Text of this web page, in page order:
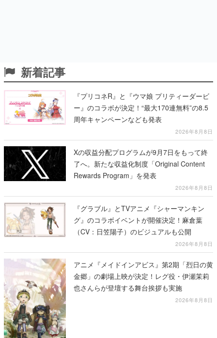
新着記事
『プリコネR』と『ウマ娘 プリティーダービ
ー』のコラボが決定！“最大170連無料”の8.5
周年キャンペーンなども発表
2026年8月8日
Xの収益分配プログラムが9月7日をもって終
了へ。新たな収益化制度「Original Content
Rewards Program」を発表
2026年8月8日
『グラブル』とTVアニメ『シャーマンキン
グ』のコラボイベントが開催決定！麻倉葉
（CV：日笠陽子）のビジュアルも公開
2026年8月8日
アニメ『メイドインアビス』第2期「烈日の黄
金郷」の劇場上映が決定！レグ役・伊瀬茉莉
也さんらが登壇する舞台挨拶も実施
2026年8月8日